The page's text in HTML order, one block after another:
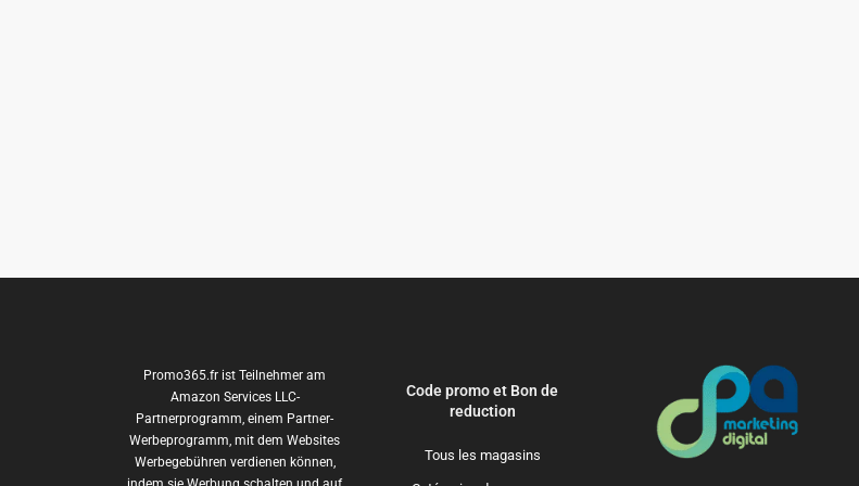
Promo365.fr ist Teilnehmer am
Amazon Services LLC-
Partnerprogramm, einem Partner-
Werbeprogramm, mit dem Websites
Werbegebühren verdienen können,
Code promo et Bon de
reduction
Tous les magasins